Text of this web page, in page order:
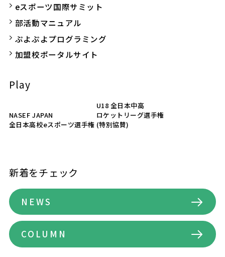
eスポーツ国際サミット
部活動マニュアル
ぷよぷよプログラミング
加盟校ポータルサイト
Play
NASEF JAPAN
全日本高校eスポーツ選手権
U18 全日本中高
ロケットリーグ選手権
(特別協賛)
新着をチェック
NEWS
COLUMN